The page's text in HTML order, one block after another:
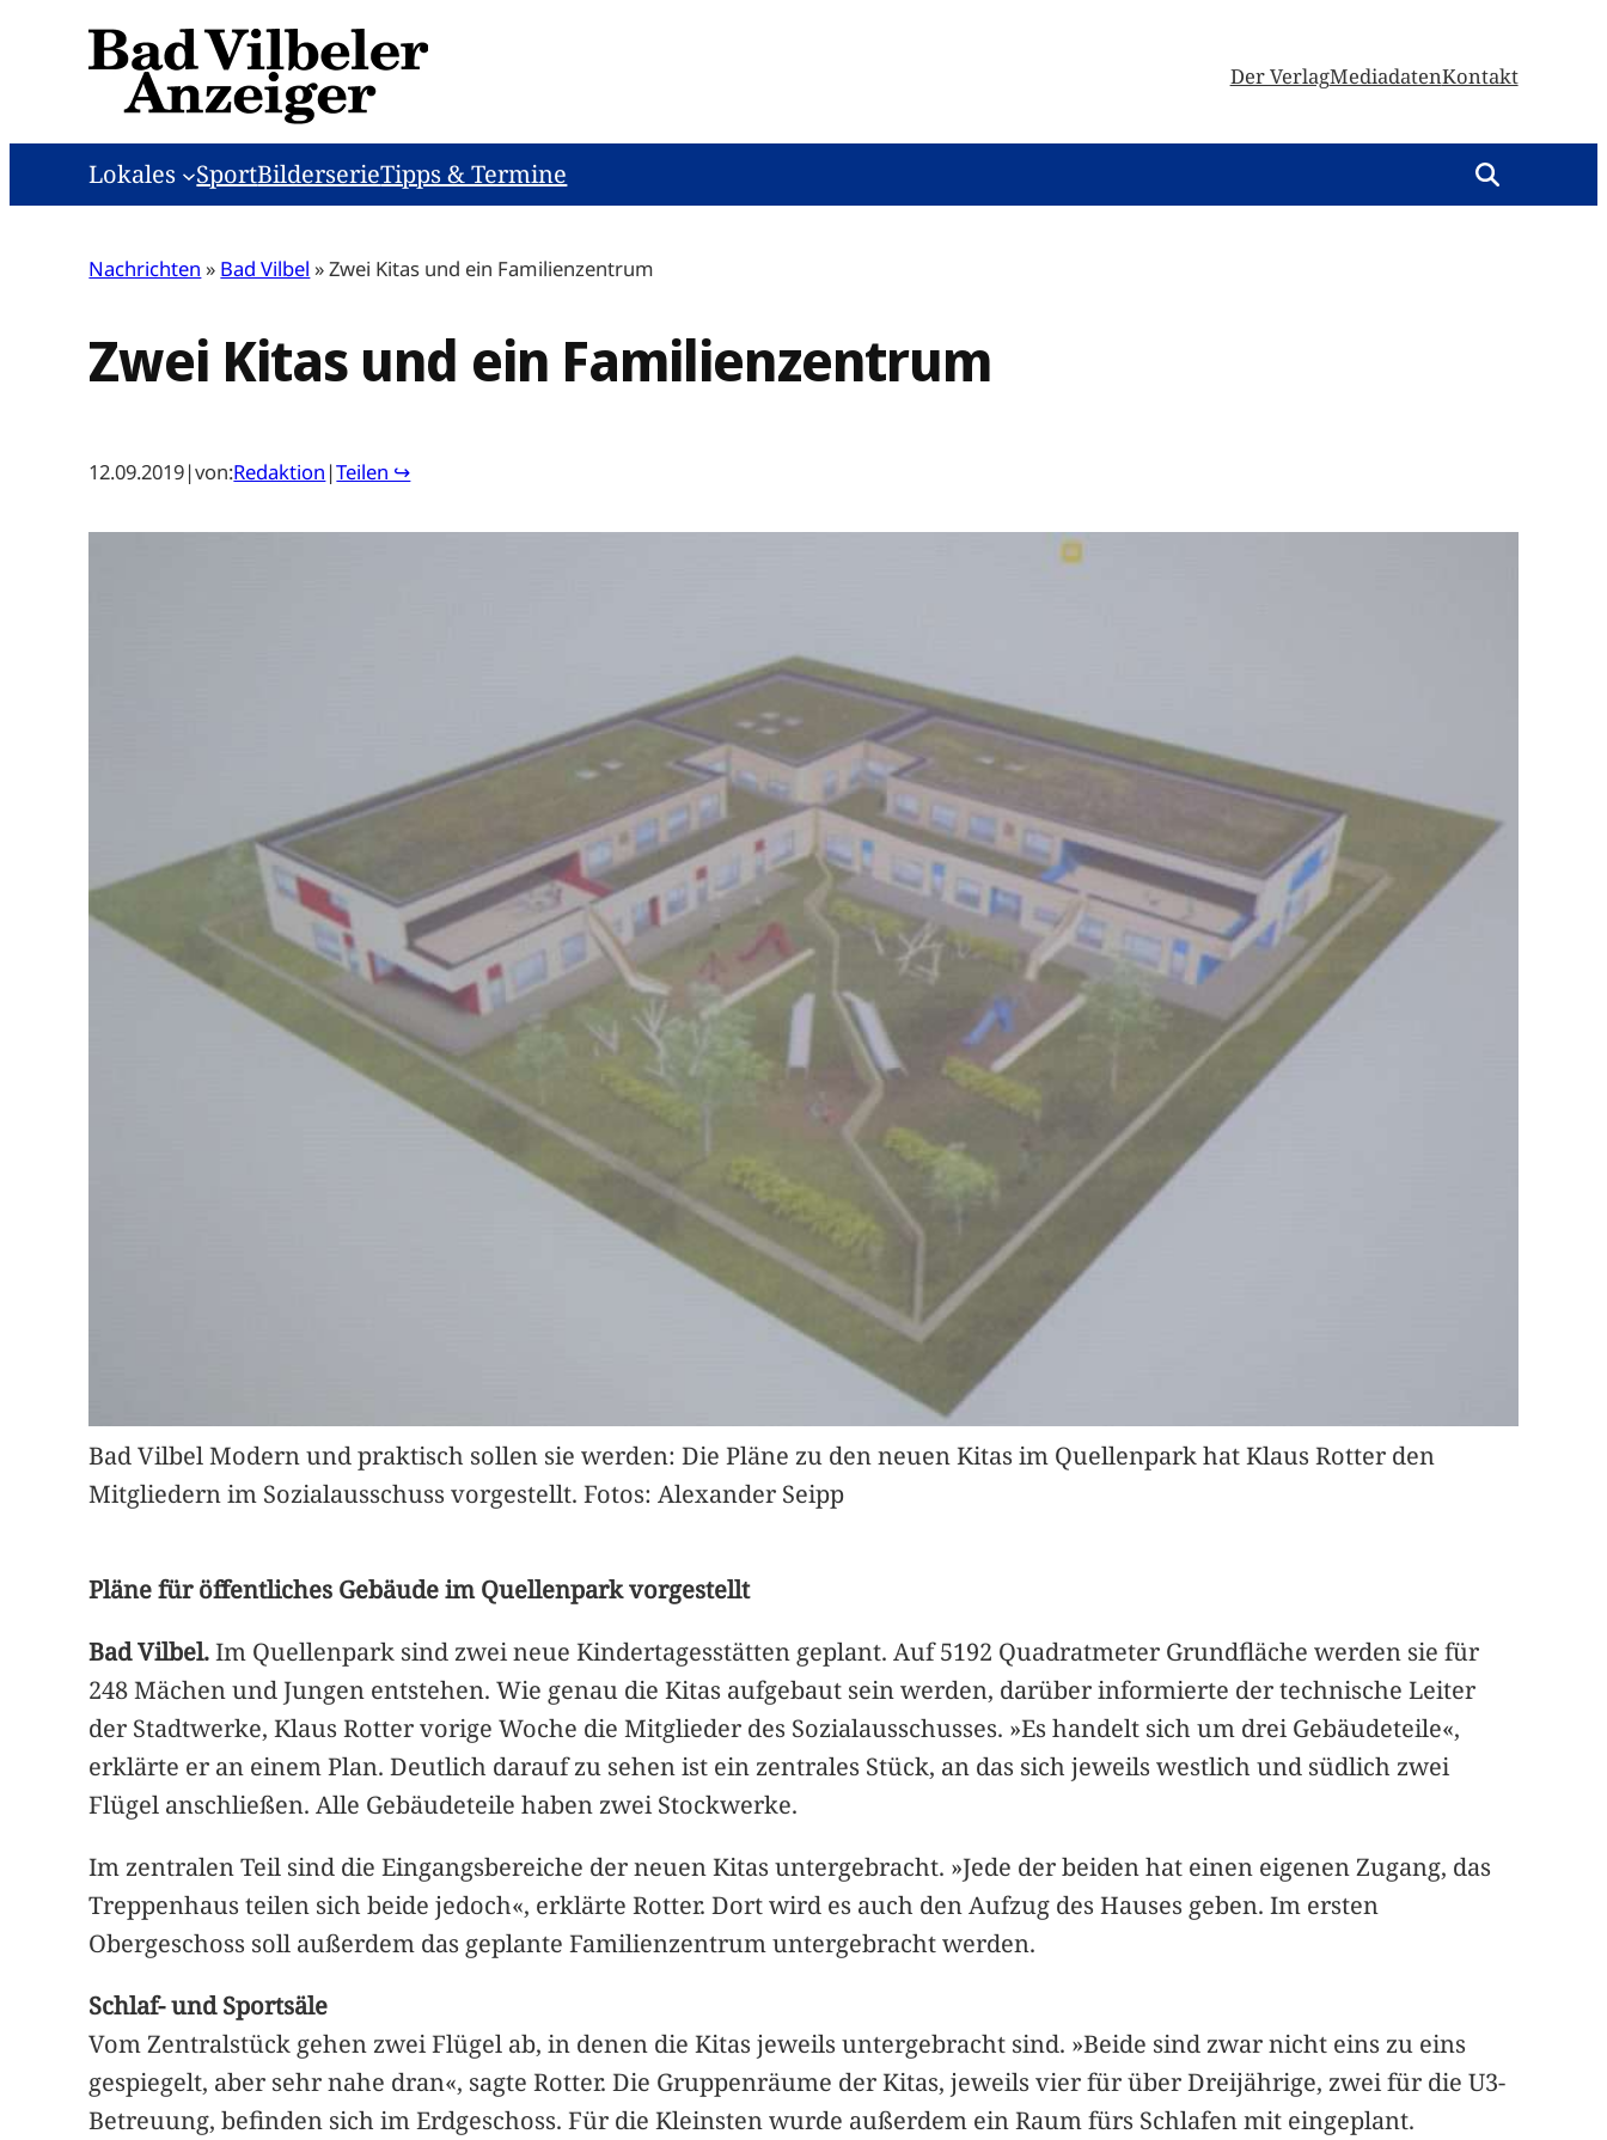
Der VerlagMediadatenKontakt
Lokales SportBilderserieTipps & Termine
Nachrichten » Bad Vilbel »Zwei Kitas und ein Familienzentrum
Zwei Kitas und ein Familienzentrum
12.09.2019|von:Redaktion |Teilen ↪
Bad Vilbel Modern und praktisch sollen sie werden: Die Pläne zu den neuen Kitas im Quellenpark hat Klaus Rotter den
Mitgliedern im Sozialausschuss vorgestellt. Fotos: Alexander Seipp
Pläne für öffentliches Gebäude im Quellenpark vorgestellt
Bad Vilbel.Im Quellenpark sind zwei neue Kindertagesstätten geplant. Auf 5192 Quadratmeter Grundfläche werden sie für
248 Mächen und Jungen entstehen. Wie genau die Kitas aufgebaut sein werden, darüber informierte der technische Leiter
der Stadtwerke, Klaus Rotter vorige Woche die Mitglieder des Sozialausschusses. »Es handelt sich um drei Gebäudeteile«,
erklärte er an einem Plan. Deutlich darauf zu sehen ist ein zentrales Stück, an das sich jeweils westlich und südlich zwei
Flügel anschließen. Alle Gebäudeteile haben zwei Stockwerke.
Im zentralen Teil sind die Eingangsbereiche der neuen Kitas untergebracht. »Jede der beiden hat einen eigenen Zugang, das
Treppenhaus teilen sich beide jedoch«, erklärte Rotter. Dort wird es auch den Aufzug des Hauses geben. Im ersten
Obergeschoss soll außerdem das geplante Familienzentrum untergebracht werden.
Schlaf- und Sportsäle
Vom Zentralstück gehen zwei Flügel ab, in denen die Kitas jeweils untergebracht sind. »Beide sind zwar nicht eins zu eins
gespiegelt, aber sehr nahe dran«, sagte Rotter. Die Gruppenräume der Kitas, jeweils vier für über Dreijährige, zwei für die U3-
Betreuung, befinden sich im Erdgeschoss. Für die Kleinsten wurde außerdem ein Raum fürs Schlafen mit eingeplant.